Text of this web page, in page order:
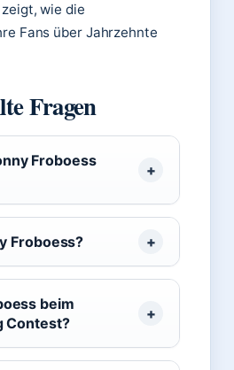
zeigt, wie die
Fans über Jahrzehnte
Fragen
Froboess
Froboess?
beim
Contest?